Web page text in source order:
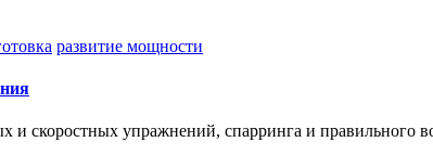
развитие мощности
и скоростных упражнений, спарринга и правильного